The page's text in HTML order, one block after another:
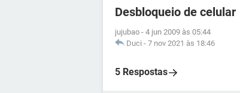
Desbloqueio de celular
jujubao - 4 jun 2009 às 05:44
Duci - 7 nov 2021 às 18:46
5 Respostas